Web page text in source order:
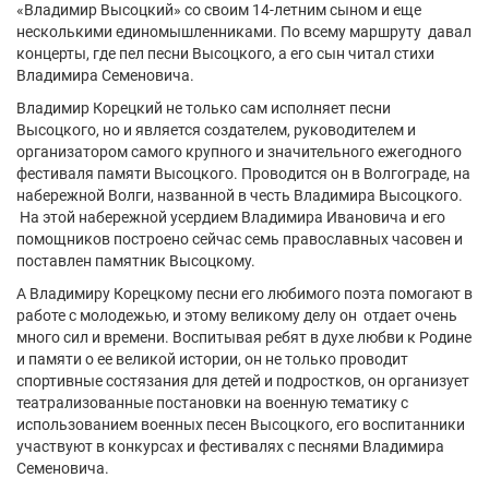
«Владимир Высоцкий» со своим 14-летним сыном и еще
несколькими единомышленниками. По всему маршруту давал
концерты, где пел песни Высоцкого, а его сын читал стихи
Владимира Семеновича.
Владимир Корецкий не только сам исполняет песни
Высоцкого, но и является создателем, руководителем и
организатором самого крупного и значительного ежегодного
фестиваля памяти Высоцкого. Проводится он в Волгограде, на
набережной Волги, названной в честь Владимира Высоцкого.
На этой набережной усердием Владимира Ивановича и его
помощников построено сейчас семь православных часовен и
поставлен памятник Высоцкому.
А Владимиру Корецкому песни его любимого поэта помогают в
работе с молодежью, и этому великому делу он отдает очень
много сил и времени. Воспитывая ребят в духе любви к Родине
и памяти о ее великой истории, он не только проводит
спортивные состязания для детей и подростков, он организует
театрализованные постановки на военную тематику с
использованием военных песен Высоцкого, его воспитанники
участвуют в конкурсах и фестивалях с песнями Владимира
Семеновича.